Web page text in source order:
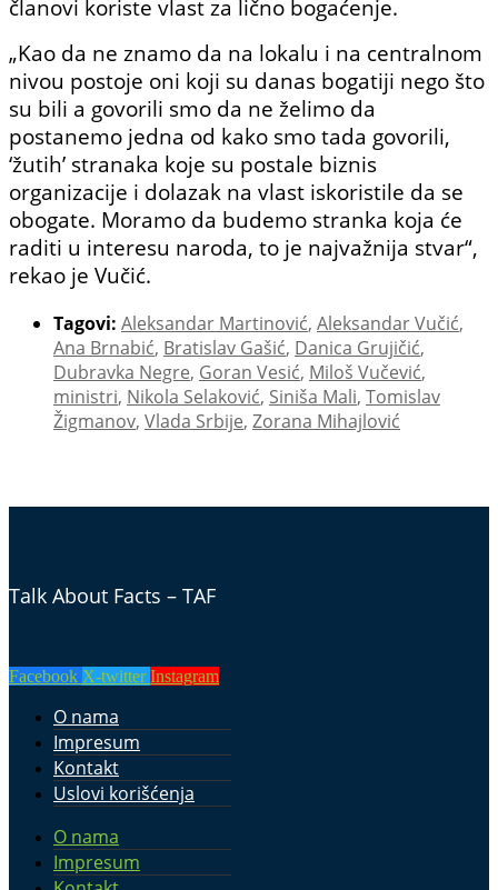
članovi koriste vlast za lično bogaćenje.
„Kao da ne znamo da na lokalu i na centralnom
nivou postoje oni koji su danas bogatiji nego što
su bili a govorili smo da ne želimo da
postanemo jedna od kako smo tada govorili,
‘žutih’ stranaka koje su postale biznis
organizacije i dolazak na vlast iskoristile da se
obogate. Moramo da budemo stranka koja će
raditi u interesu naroda, to je najvažnija stvar“,
rekao je Vučić.
Tagovi: Aleksandar Martinović, Aleksandar Vučić,
Ana Brnabić, Bratislav Gašić, Danica Grujičić,
Dubravka Negre, Goran Vesić, Miloš Vučević,
ministri, Nikola Selaković, Siniša Mali, Tomislav
Žigmanov, Vlada Srbije, Zorana Mihajlović
Talk About Facts – TAF
Facebook X-twitter Instagram
O nama
Impresum
Kontakt
Uslovi korišćenja
O nama
Impresum